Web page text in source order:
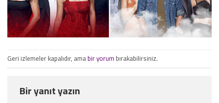
Geri izlemeler kapalıdır, amabir yorum bırakabilirsiniz.
Bir yanıt yazın